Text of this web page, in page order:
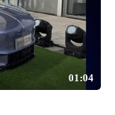
01:04